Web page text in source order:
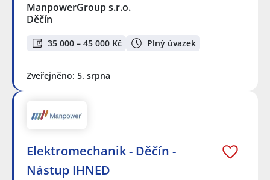
ManpowerGroup s.r.o.
Děčín
35 000 – 45 000 Kč Plný úvazek
Zveřejněno: 5. srpna
Elektromechanik - Děčín -
Nástup IHNED